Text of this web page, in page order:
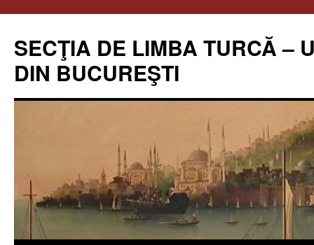
content
SECŢIA DE LIMBA TURCĂ –
DIN BUCUREŞTI